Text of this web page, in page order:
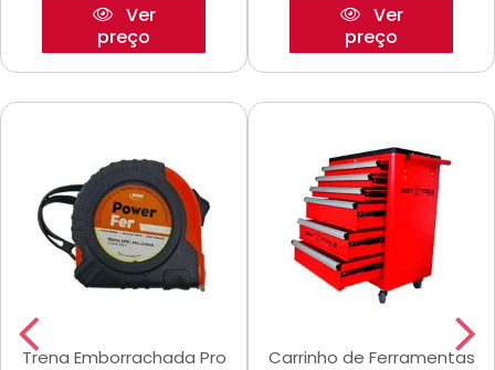
Ver
preço
Ver
preço
Trena Emborrachada Pro
Carrinho de Ferramentas